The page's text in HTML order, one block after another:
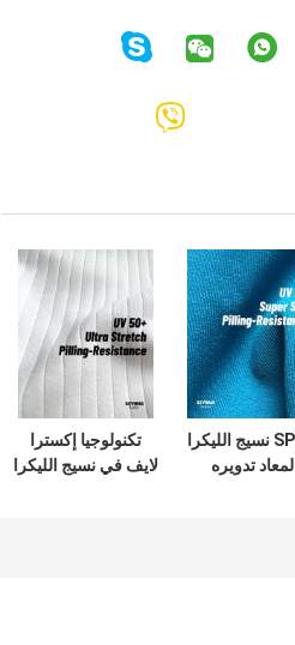
SPF50 نسيج الليكرا
المعاد تدويره
تكنولوجيا إكسترا
لايف في نسيج الليكرا